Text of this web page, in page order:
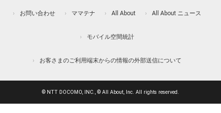
お問い合わせ ママテナ All About All About ニュース
モバイル空間統計
お客さまのご利用端末からの情報の外部送信について
© NTT DOCOMO, INC., © All About, Inc. All rights reserved.